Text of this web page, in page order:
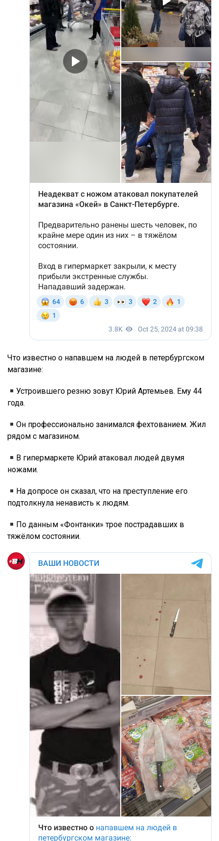
Что известно о напавшем на людей в петербургском
магазине:
Устроившего резню зовут Юрий Артемьев. Ему 44
года.
Он профессионально занимался фехтованием. Жил
рядом с магазином.
В гипермаркете Юрий атаковал людей двумя
ножами.
На допросе он сказал, что на преступление его
подтолкнула ненависть к людям.
По данным «Фонтанки» трое пострадавших в
тяжёлом состоянии.